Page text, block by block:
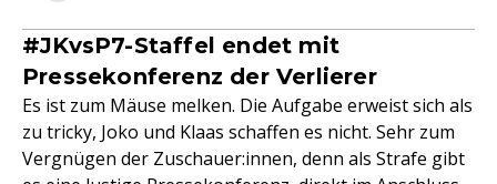
#JKvsP7-Staffel endet mit
Pressekonferenz der Verlierer
Es ist zum Mäuse melken. Die Aufgabe erweist sich als
zu tricky, Joko und Klaas schaffen es nicht. Sehr zum
Vergnügen der Zuschauer:innen, denn als Strafe gibt